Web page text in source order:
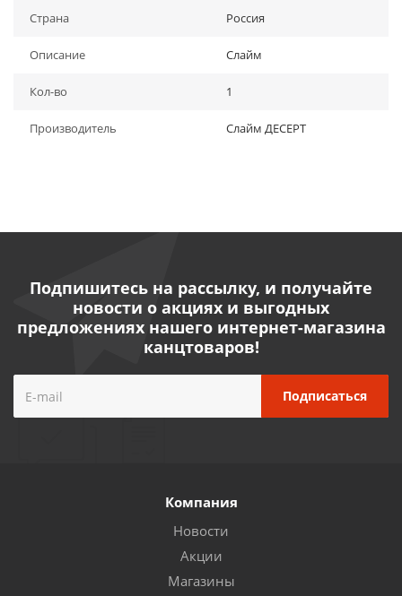
Страна Россия
Описание Слайм
Кол-во 1
Производитель Слайм ДЕСЕРТ
Подпишитесь на рассылку, и получайте
новости о акциях и выгодных
предложениях нашего интернет-магазина
канцтоваров!
Компания
Новости
Акции
Магазины